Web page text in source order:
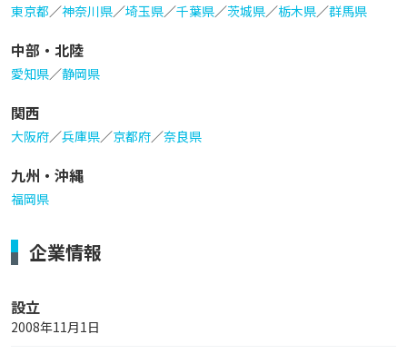
東京都／神奈川県／埼玉県／千葉県／茨城県／栃木県／群馬県
中部・北陸
愛知県／静岡県
関西
大阪府／兵庫県／京都府／奈良県
九州・沖縄
福岡県
企業情報
設立
2008年11月1日